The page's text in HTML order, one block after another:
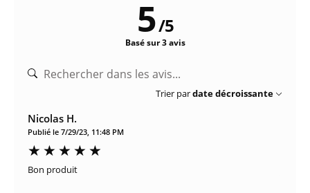
5/5
Basé sur 3 avis
Trier pardate décroissante
Nicolas H.
Publié le 7/29/23, 11:48 PM
Bon produit